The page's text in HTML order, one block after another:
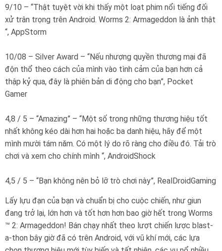
9/10 – “Thật tuyệt vời khi thấy một loạt phim nổi tiếng đối
xử trân trọng trên Android. Worms 2: Armageddon là ảnh thật
“, AppStorm
10/08 – Silver Award – “Nếu nhượng quyền thương mại đã
độn thổ theo cách của mình vào tình cảm của bạn hơn cả
thập kỷ qua, đây là phiên bản di động cho bạn”, Pocket
Gamer
4,8 / 5 – “Amazing” – “Một số trong những thương hiệu tốt
nhất không kéo dài hơn hai hoặc ba danh hiệu, hãy để một
mình mười tám năm. Có một lý do rõ ràng cho điều đó. Tải trò
chơi và xem cho chính mình “, AndroidShock
4,5 / 5 – “Bạn không nên bỏ lỡ trò chơi này”, RealDroidGaming
Lấy lựu đạn của bạn và chuẩn bị cho cuộc chiến, như giun
đang trở lại, lớn hơn và tốt hơn hơn bao giờ hết trong Worms
™ 2: Armageddon! Bán chạy nhất theo lượt chiến lược blast-
a-thon bây giờ đã có trên Android, với vũ khí mới, các lựa